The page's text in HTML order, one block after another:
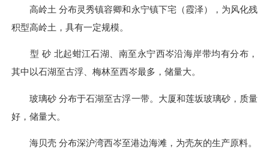
高岭土 分布灵秀镇容卿和永宁镇下宅（霞泽），为风化残
积型高岭土，具有一定规模。
型 砂 北起蚶江石湖、南至永宁西岑沿海岸带均有分布，
其中以石湖至古浮、梅林至西岑最多，储量大。
玻璃砂 分布于石湖至古浮一带。大厦和莲坂玻璃砂，质量
好，储量大。
海贝壳 分布深沪湾西岑至港边海滩，为壳灰的生产原料。